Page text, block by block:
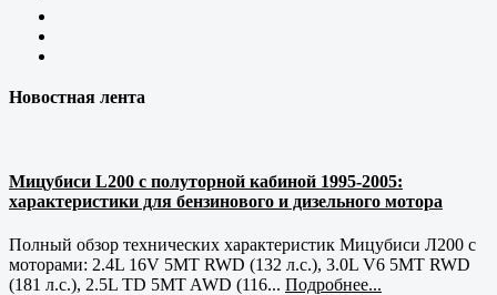
Новостная лента
Мицубиси L200 с полуторной кабиной 1995-2005:
характеристики для бензинового и дизельного мотора
Полный обзор технических характеристик Мицубиси Л200 с
моторами: 2.4L 16V 5MT RWD (132 л.с.), 3.0L V6 5MT RWD
(181 л.с.), 2.5L TD 5MT AWD (116... Подробнее...